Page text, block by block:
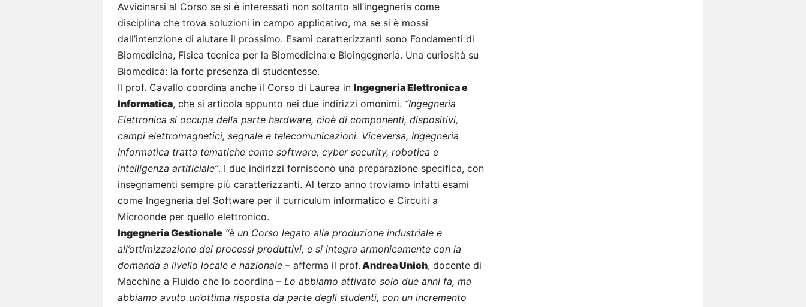
Avvicinarsi al Corso se si è interessati non soltanto all’ingegneria come
disciplina che trova soluzioni in campo applicativo, ma se si è mossi
dall’intenzione di aiutare il prossimo. Esami caratterizzanti sono Fondamenti di
Biomedicina, Fisica tecnica per la Biomedicina e Bioingegneria. Una curiosità su
Biomedica: la forte presenza di studentesse.
Il prof. Cavallo coordina anche il Corso di Laurea in Ingegneria Elettronica e
Informatica, che si articola appunto nei due indirizzi omonimi. “Ingegneria
Elettronica si occupa della parte hardware, cioè di componenti, dispositivi,
campi elettromagnetici, segnale e telecomunicazioni. Viceversa, Ingegneria
Informatica tratta tematiche come software, cyber security, robotica e
intelligenza artificiale”. I due indirizzi forniscono una preparazione specifica, con
insegnamenti sempre più caratterizzanti. Al terzo anno troviamo infatti esami
come Ingegneria del Software per il curriculum informatico e Circuiti a
Microonde per quello elettronico.
Ingegneria Gestionale “è un Corso legato alla produzione industriale e
all’ottimizzazione dei processi produttivi, e si integra armonicamente con la
domanda a livello locale e nazionale – afferma il prof. Andrea Unich, docente di
Macchine a Fluido che lo coordina – Lo abbiamo attivato solo due anni fa, ma
abbiamo avuto un’ottima risposta da parte degli studenti, con un incremento